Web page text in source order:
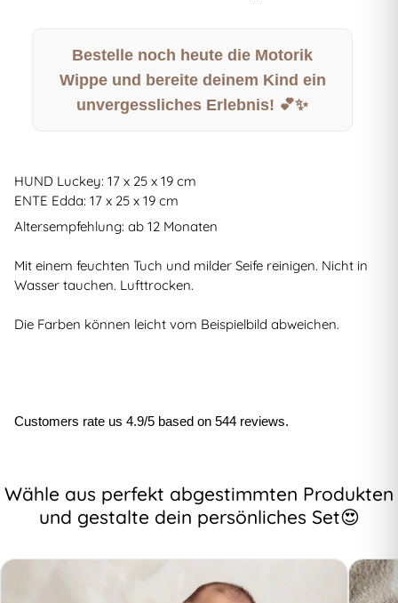
Bestelle noch heute die Motorik
Wippe und bereite deinem Kind ein
unvergessliches Erlebnis! 💕✨
HUND Luckey: 17 x 25 x 19 cm
ENTE Edda: 17 x 25 x 19 cm
Altersempfehlung: ab 12 Monaten
Mit einem feuchten Tuch und milder Seife reinigen. Nicht in
Wasser tauchen. Lufttrocken.
Die Farben können leicht vom Beispielbild abweichen.
Customers rate us 4.9/5 based on 544 reviews.
Wähle aus perfekt abgestimmten Produkten
und gestalte dein persönliches Set😍